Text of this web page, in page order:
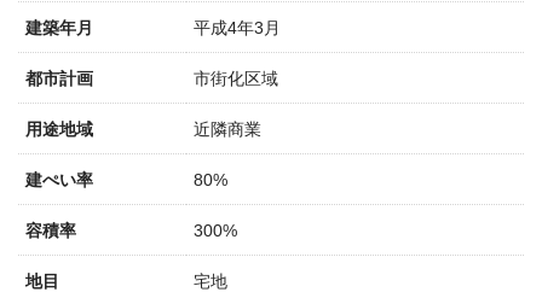
建築年月 平成4年3月
都市計画 市街化区域
用途地域 近隣商業
建ぺい率 80%
容積率 300%
地目 宅地